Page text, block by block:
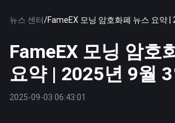
뉴스 센터/FameEX 모닝 암호화폐 뉴스 요약 |
FameEX 모닝 암호
요약 | 2025년 9월
2025-09-03 06:43:01